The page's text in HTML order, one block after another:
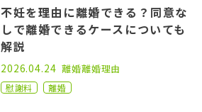
不妊を理由に離婚できる？同意な
しで離婚できるケースについても
解説
2022.11.16
2026.04.24 離婚離婚理由
慰謝料 離婚